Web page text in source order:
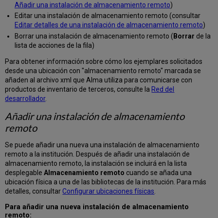
Añadir una instalación de almacenamiento remoto)
Editar una instalación de almacenamiento remoto (consultar
Editar detalles de una instalación de almacenamiento remoto)
Borrar una instalación de almacenamiento remoto ( Borrar de la
lista de acciones de la fila)
Para obtener información sobre cómo los ejemplares solicitados
desde una ubicación con "almacenamiento remoto" marcada se
añaden al archivo xml que Alma utiliza para comunicarse con
productos de inventario de terceros, consulte la Red del
desarrollador.
Añadir una instalación de almacenamiento
remoto
Se puede añadir una nueva una instalación de almacenamiento
remoto a la institución. Después de añadir una instalación de
almacenamiento remoto, la instalación se incluirá en la lista
desplegableAlmacenamiento remoto cuando se añada una
ubicación física a una de las bibliotecas de la institución. Para más
detalles, consultarConfigurar ubicaciones físicas
Para añadir una nueva instalación de almacenamiento
remoto: